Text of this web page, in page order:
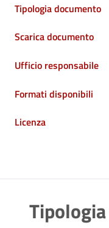
Tipologia documento
Scarica documento
Ufficio responsabile
Formati disponibili
Licenza